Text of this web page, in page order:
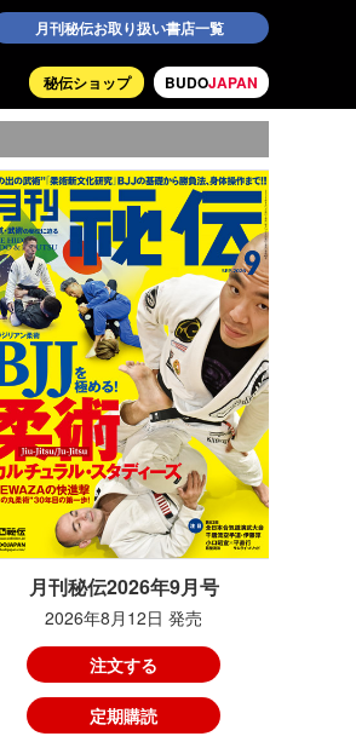
月刊秘伝お取り扱い書店一覧
BUDOJAPAN
秘伝ショップ
月刊秘伝2026年9月号
2026年8月12日 発売
注文する
定期購読